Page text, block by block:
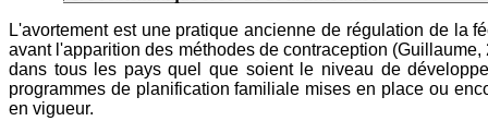
L'avortement est une pratique ancienne de régulation de la
avant l'apparition des méthodes de contraception (Guillaume,
dans tous les pays quel que soient le niveau de
programmes de planification familiale mises en place ou
en vigueur.